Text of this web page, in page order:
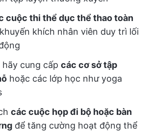
cuộc thi thể dục thể thao toàn
khích nhân viên duy trì lối
cung cấp các cơ sở tập
hoặc các lớp học như yoga
các cuộc họp đi bộ hoặc bàn
để tăng cường hoạt động thể